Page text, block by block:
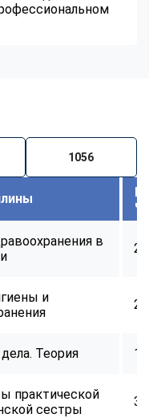
1056
в
24
и
24
Теория 16
практической
сестры
32